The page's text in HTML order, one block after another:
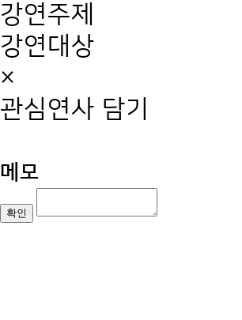
강연주제
강연대상
×
관심연사 담기
메모
확인